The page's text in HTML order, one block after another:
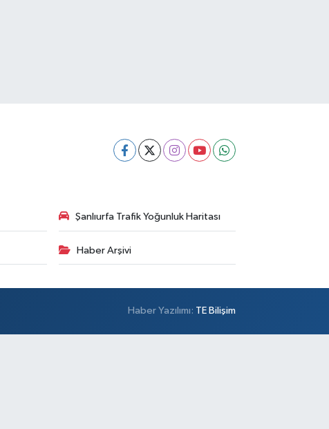
Şanlıurfa Trafik Yoğunluk Haritası
Haber Arşivi
Haber Yazılımı: TE Bilişim